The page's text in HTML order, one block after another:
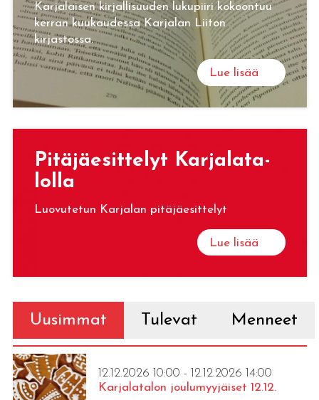
Karjalaisen kirjallisuuden lukupiiri kokoontuu
kerran kuukaudessa Karjalan Liiton
kirjastossa.
Lue lisää
Pi­tä­jäe­sit­te­lyt Kar­ja­la­ta­
lol­la
Luovutetun Karjalan pitäjäesittelyt
Lue lisää
Uusimmat Tulevat Menneet
12.12.2026 10:00 - 12.12.2026 14:00
Karjalatalon joulumyyjäiset 12.12.